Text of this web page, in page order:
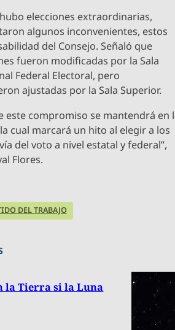
elecciones extraordinarias,
algunos inconvenientes, estos
del Consejo. Señaló que
fueron modificadas por la Sala
Federal Electoral, pero
ajustadas por la Sala Superior.
este compromiso se mantendrá en
cual marcará un hito al elegir a los
del voto a nivel estatal y federal”,
Flores.
DEL TRABAJO
la Tierra si la Luna